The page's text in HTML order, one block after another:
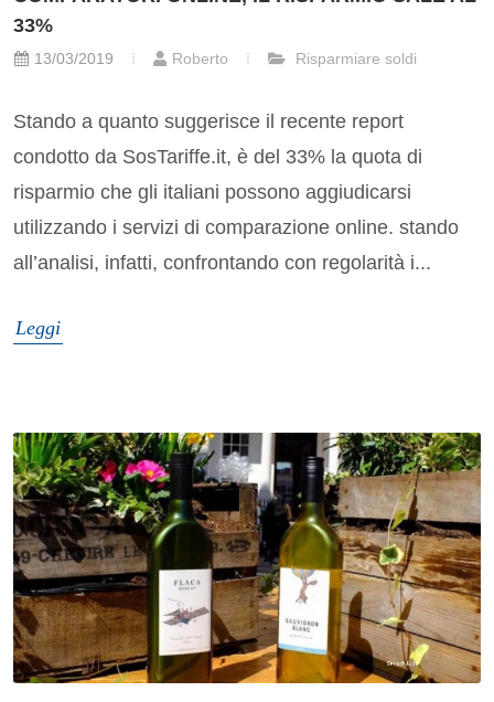
33%
13/03/2019 Roberto Risparmiare soldi
Stando a quanto suggerisce il recente report
condotto da SosTariffe.it, è del 33% la quota di
risparmio che gli italiani possono aggiudicarsi
utilizzando i servizi di comparazione online. stando
all’analisi, infatti, confrontando con regolarità i...
Leggi